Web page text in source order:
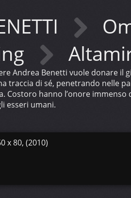
Andrea Benetti vuole donare
traccia di sé, penetrando nelle
Costoro hanno l’onore
esseri umani.
x 80, (2010)